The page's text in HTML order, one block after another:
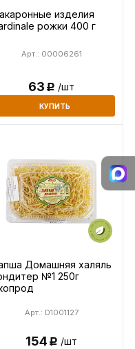
изделия
рожки 400 г
Арт.: 00006261
63Р /шт
КУПИТЬ
Домашняя халяль
№1 250г
Арт.: D1001127
154Р /шт